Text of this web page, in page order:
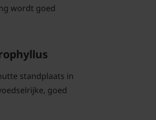
wordt goed
standplaats in
goed